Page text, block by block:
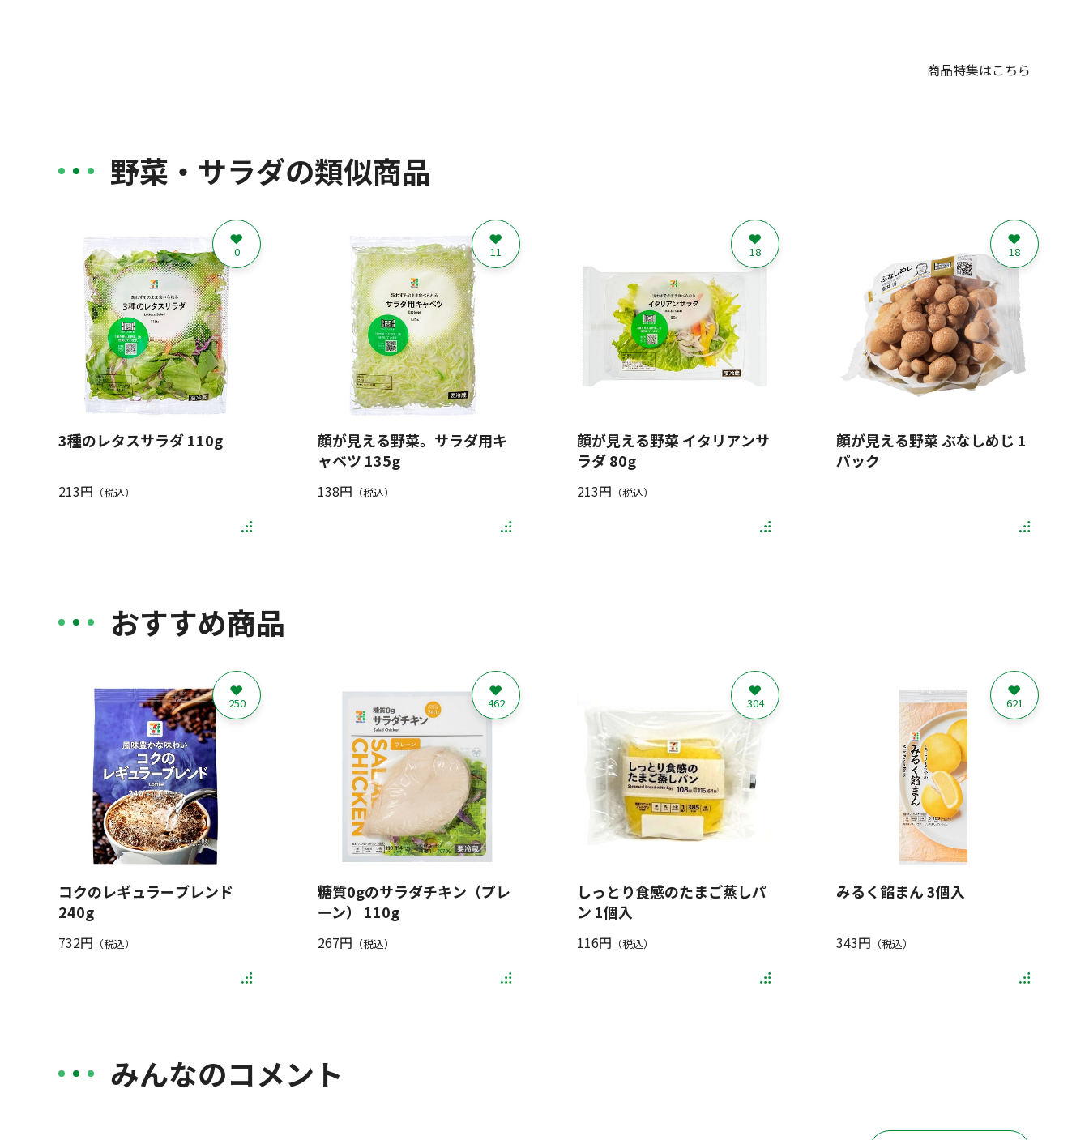
商品特集はこちら
野菜・サラダの類似商品
3種のレタスサラダ 110g
213円 （税込）
0
顔が見える野菜。サラダ用キ
ャベツ 135g
138円 （税込）
11
顔が見える野菜 イタリアンサ
ラダ 80g
213円 （税込）
18
顔が見える野菜 ぶなしめじ 1
パック
18
おすすめ商品
コクのレギュラーブレンド
240g
732円 （税込）
250
糖質0gのサラダチキン（プレ
ーン） 110g
267円 （税込）
462
しっとり食感のたまご蒸しパ
ン 1個入
116円 （税込）
304
みるく餡まん 3個入
343円 （税込）
621
みんなのコメント